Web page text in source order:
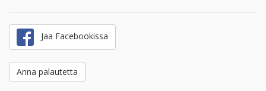
Jaa Facebookissa
Anna palautetta